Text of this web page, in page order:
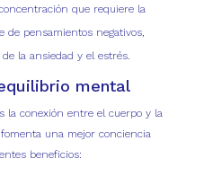
que requiere la
de pensamientos negativos,
la ansiedad y el estrés.
mental
la conexión entre el cuerpo y la
una mejor conciencia
beneficios: